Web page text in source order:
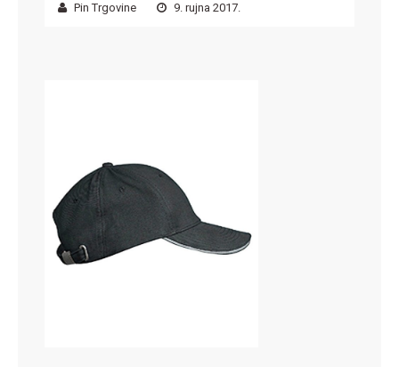
Pin Trgovine 9. rujna 2017.